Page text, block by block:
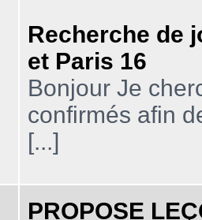
Recherche de
et Paris 16
Bonjour Je
confirmés afin
[...]
PROPOSE